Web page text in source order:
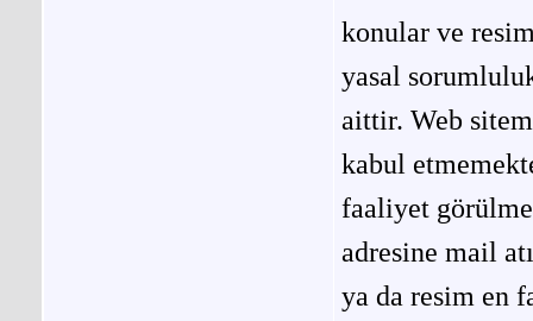
konular ve
yasal
aittir. Web
kabul
faaliyet
adresine mail
ya da resim en